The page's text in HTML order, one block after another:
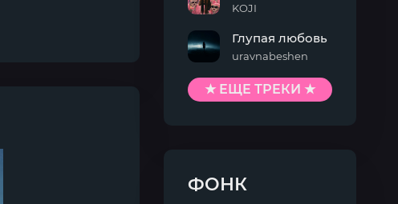
спиной
у
KOJI
любовь
Глупая любовь
uravnabeshen
★ ЕЩЕ ТРЕКИ ★
ФОНК